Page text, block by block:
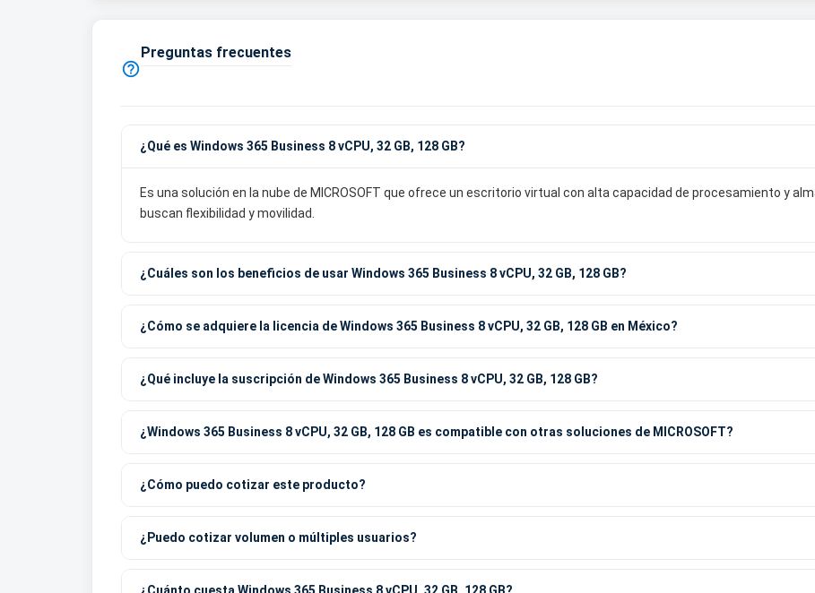

Preguntas frecuentes
¿Qué es Windows 365 Business 8 vCPU, 32 GB, 128 GB?
Es una solución en la nube de MICROSOFT que ofrece un escritorio virtual con alta capacidad de procesamiento y
buscan flexibilidad y movilidad.
¿Cuáles son los beneficios de usar Windows 365 Business 8 vCPU, 32 GB, 128 GB?
¿Cómo se adquiere la licencia de Windows 365 Business 8 vCPU, 32 GB, 128 GB en México?
¿Qué incluye la suscripción de Windows 365 Business 8 vCPU, 32 GB, 128 GB?
¿Windows 365 Business 8 vCPU, 32 GB, 128 GB es compatible con otras soluciones de MICROSOFT?
¿Cómo puedo cotizar este producto?
¿Puedo cotizar volumen o múltiples usuarios?